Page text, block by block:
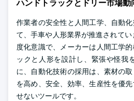
ハンドトラックとドリー市場動
作業者の安全性と人間工学、自動
て、手車や人形業界が推進されて
度化意識で、メーカーは人間工学
ックと人形を設計し、緊張や怪我
に、自動化技術の採用は、素材の
を高め、安全、効率、生産性を優
せないツールです。